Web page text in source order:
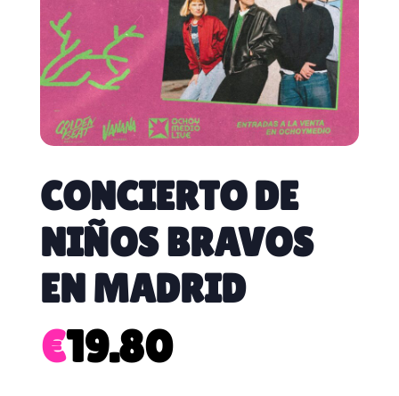
CONCIERTO DE
NIÑOS BRAVOS
EN MADRID
€19.80